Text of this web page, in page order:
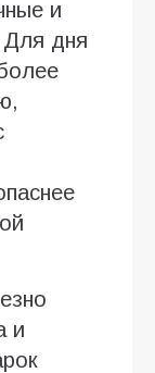
и
Для дня
и